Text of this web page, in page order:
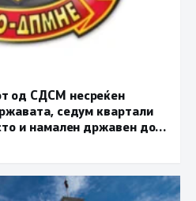
од СДСМ несреќен
седум квартали
и намален државен долг
стабилност